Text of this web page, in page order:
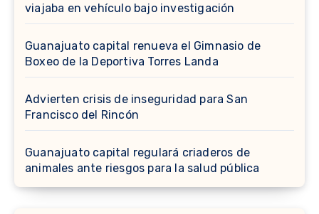
viajaba en vehículo bajo investigación
Guanajuato capital renueva el Gimnasio de
Boxeo de la Deportiva Torres Landa
Advierten crisis de inseguridad para San
Francisco del Rincón
Guanajuato capital regulará criaderos de
animales ante riesgos para la salud pública